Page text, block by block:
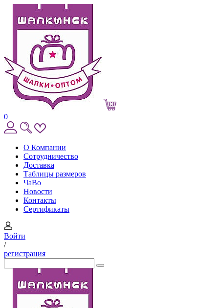
0
О Компании
Сотрудничество
Доставка
Таблицы размеров
ЧаВо
Новости
Контакты
Сертификаты
Войти
/
регистрация